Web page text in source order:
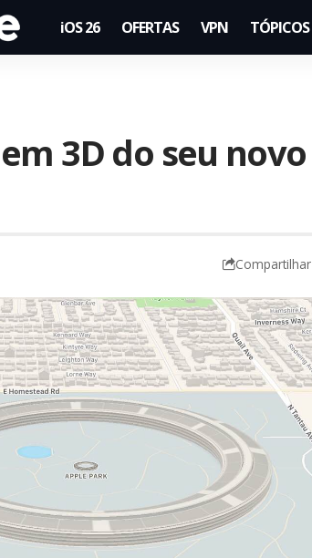
iOS 26 OFERTAS VPN TÓPICOS
3D do seu novo
Compartilhar